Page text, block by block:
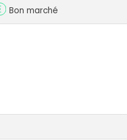
Bon marché